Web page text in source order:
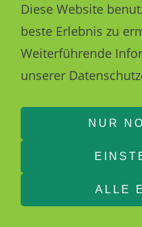
Excelsior, ab
inkl. Halbpension
Diese Website
beste Erlebnis zu
Weiterführende
unserer
NUR
ALLE